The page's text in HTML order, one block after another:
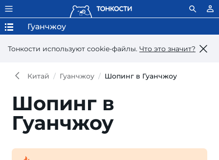
Тонкости используют сookie-файлы. Что это значит?
Гуанчжоу
Китай Гуанчжоу Шопинг в Гуанчжоу
Шопинг в
Гуанчжоу